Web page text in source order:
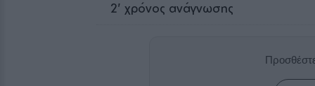
2' χρόνος ανάγνωσης